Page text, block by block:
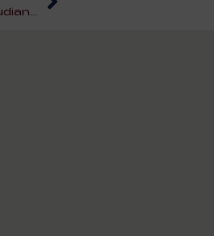
Miembros de las Fuerzas Armadas Españolas estudian cocina en ESAH